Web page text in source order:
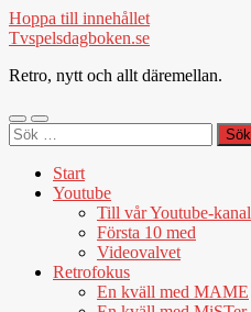
Hoppa till innehållet
Tvspelsdagboken.se
Retro, nytt och allt däremellan.
Slå
på/av
Slå
på/av
Sök
efter:
Start
Youtube
Till vår Youtube-kanal
Första 10 med
Videovalvet
Retrofokus
En kväll med MAME